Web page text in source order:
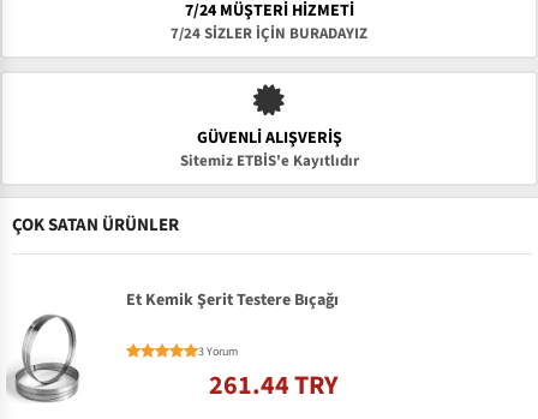
7/24 MÜŞTERİ HİZMETİ
7/24 SİZLER İÇİN BURADAYIZ
GÜVENLI ALIŞVERIŞ
Sitemiz ETBİS'e Kayıtlıdır
ÇOK SATAN ÜRÜNLER
Et Kemik Şerit Testere Bıçağı
3 Yorum
261.44 TRY